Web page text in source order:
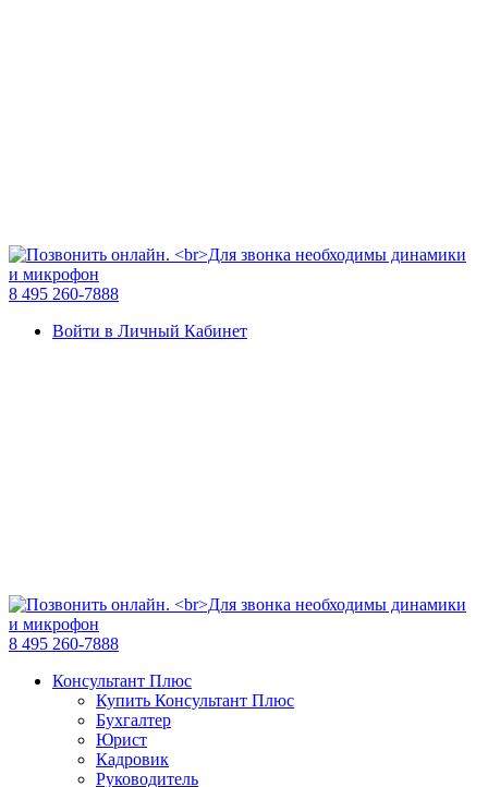
8 495 260-7888
Войти в Личный Кабинет
8 495 260-7888
Консультант Плюс
Купить Консультант Плюс
Бухгалтер
Юрист
Кадровик
Руководитель